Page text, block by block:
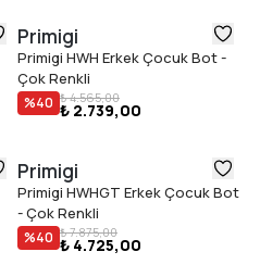
Primigi
Primigi HWH Erkek Çocuk Bot -
Çok Renkli
%40 ₺ 4.565,00
₺ 2.739,00
Primigi
Primigi HWHGT Erkek Çocuk Bot
- Çok Renkli
%40 ₺ 7.875,00
₺ 4.725,00